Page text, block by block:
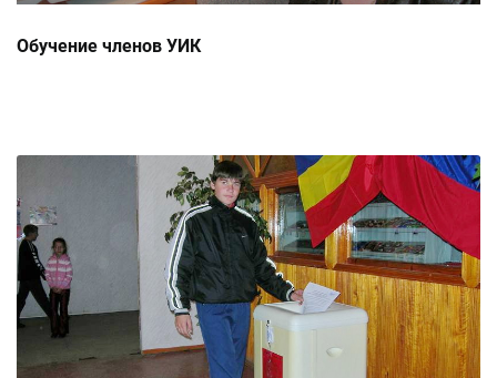
Обучение членов УИК